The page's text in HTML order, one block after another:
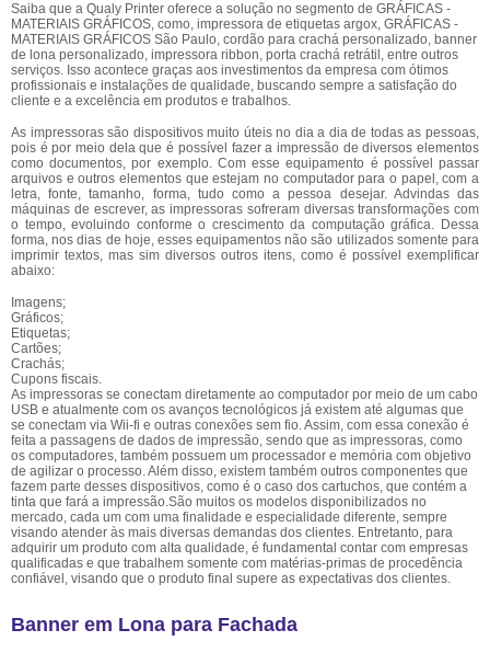
Saiba que a Qualy Printer oferece a solução no segmento de GRÁFICAS -
MATERIAIS GRÁFICOS, como, impressora de etiquetas argox, GRÁFICAS -
MATERIAIS GRÁFICOS São Paulo, cordão para crachá personalizado, banner
de lona personalizado, impressora ribbon, porta crachá retrátil, entre outros
serviços. Isso acontece graças aos investimentos da empresa com ótimos
profissionais e instalações de qualidade, buscando sempre a satisfação do
cliente e a excelência em produtos e trabalhos.
As impressoras são dispositivos muito úteis no dia a dia de todas as pessoas,
pois é por meio dela que é possível fazer a impressão de diversos elementos
como documentos, por exemplo. Com esse equipamento é possível passar
arquivos e outros elementos que estejam no computador para o papel, com a
letra, fonte, tamanho, forma, tudo como a pessoa desejar. Advindas das
máquinas de escrever, as impressoras sofreram diversas transformações com
o tempo, evoluindo conforme o crescimento da computação gráfica. Dessa
forma, nos dias de hoje, esses equipamentos não são utilizados somente para
imprimir textos, mas sim diversos outros itens, como é possível exemplificar
abaixo:
Imagens;
Gráficos;
Etiquetas;
Cartões;
Crachás;
Cupons fiscais.
As impressoras se conectam diretamente ao computador por meio de um cabo
USB e atualmente com os avanços tecnológicos já existem até algumas que
se conectam via Wii-fi e outras conexões sem fio. Assim, com essa conexão é
feita a passagens de dados de impressão, sendo que as impressoras, como
os computadores, também possuem um processador e memória com objetivo
de agilizar o processo. Além disso, existem também outros componentes que
fazem parte desses dispositivos, como é o caso dos cartuchos, que contém a
tinta que fará a impressão.São muitos os modelos disponibilizados no
mercado, cada um com uma finalidade e especialidade diferente, sempre
visando atender às mais diversas demandas dos clientes. Entretanto, para
adquirir um produto com alta qualidade, é fundamental contar com empresas
qualificadas e que trabalhem somente com matérias-primas de procedência
confiável, visando que o produto final supere as expectativas dos clientes.
Banner em Lona para Fachada